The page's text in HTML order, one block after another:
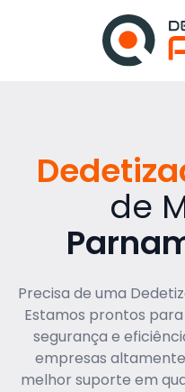
de
Precisa de uma
Estamos prontos
segurança e
empresas
melhor suporte em